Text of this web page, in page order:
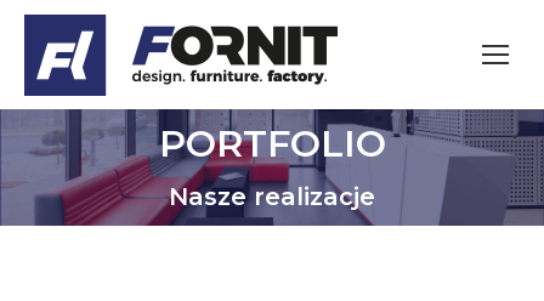
PORTFOLIO
Nasze realizacje
Jesteś tutaj: